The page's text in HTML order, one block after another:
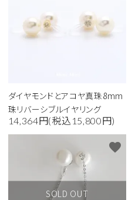
ダイヤモンドとアコヤ真珠8mm
珠リバーシブルイヤリング
14,364円(税込15,800円)
SOLD OUT
favorite
close